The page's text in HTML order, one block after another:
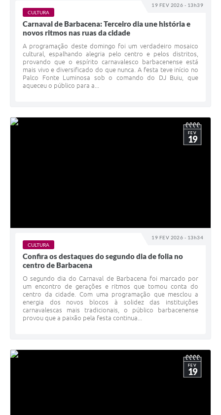
Arquivos para Download
Telefones Úteis
Transparência
19 FEV 2026 - 13h39
CULTURA
Carnaval de Barbacena: Terceiro dia une história e
novos ritmos nas ruas da cidade
A programação deste domingo foi um verdadeiro mosaico
cultural, espalhando alegria pelo centro e pelos distritos,
provando que o espírito carnavalesco barbacenense está
mais vivo e diversificado do que nunca. A festa teve início no
Palco Fonte Luminosa sob o comando do DJ Buiu, que
aqueceu o público para a...
19 FEV 2026 - 13h34
FEV
19
CULTURA
Confira os destaques do segundo dia de folia no
centro de Barbacena
O segundo dia do Carnaval de Barbacena foi marcado por
um encontro de gerações e ritmos que tomou conta do
centro da cidade. Com uma programação que mesclou a
energia dos novos blocos à solidez das instituições
carnavalescas mais tradicionais, o público barbacenense
provou que a paixão pela festa continua...
FEV
19